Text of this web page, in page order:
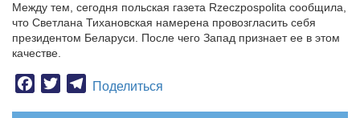
Между тем, сегодня польская газета Rzeczpospolita сообщила,
что Светлана Тихановская намерена провозгласить себя
президентом Беларуси. После чего Запад признает ее в этом
качестве.
Facebook
TwitterTelegram
Поделиться